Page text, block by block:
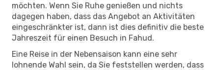
möchten. Wenn Sie Ruhe genießen und nichts
dagegen haben, dass das Angebot an Aktivitäten
eingeschränkter ist, dann ist dies definitiv die beste
Jahreszeit für einen Besuch in Fahud.
Eine Reise in der Nebensaison kann eine sehr
lohnende Wahl sein, da Sie feststellen werden, dass